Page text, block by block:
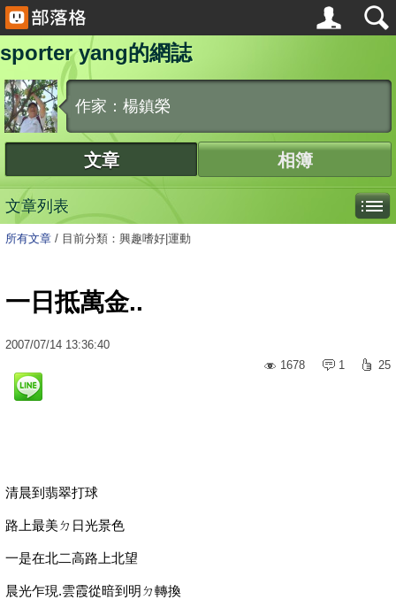
sporter yang的網誌
作家：楊鎮榮
文章 相簿
文章列表
所有文章 / 目前分類：興趣嗜好|運動
一日抵萬金..
2007/07/14 13:36:40
1678
1 25
清晨到翡翠打球
路上最美ㄉ日光景色
一是在北二高路上北望
晨光乍現.雲霞從暗到明ㄉ轉換